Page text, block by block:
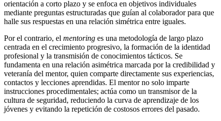
orientación a corto plazo y se enfoca en objetivos individuales
mediante preguntas estructuradas que guían al colaborador para que
halle sus respuestas en una relación simétrica entre iguales.
Por el contrario, el mentoring es una metodología de largo plazo
centrada en el crecimiento progresivo, la formación de la identidad
profesional y la transmisión de conocimientos tácticos. Se
fundamenta en una relación asimétrica marcada por la credibilidad y
veteranía del mentor, quien comparte directamente sus experiencias,
contactos y lecciones aprendidas. El mentor no solo imparte
instrucciones procedimentales; actúa como un transmisor de la
cultura de seguridad, reduciendo la curva de aprendizaje de los
jóvenes y evitando la repetición de costosos errores del pasado.